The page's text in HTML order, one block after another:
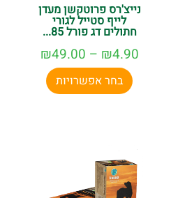
נייצ'רס פרוטקשן מעדן
לייף סטייל לגורי
חתולים דג פורל 85...
₪4.90
–
₪49.00
בחר אפשרויות